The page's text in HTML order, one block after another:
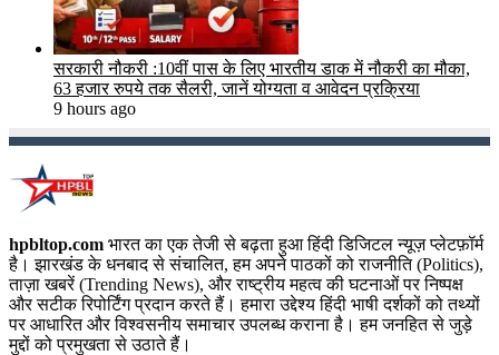
सरकारी नौकरी :10वीं पास के लिए भारतीय डाक में नौकरी का मौका,
63 हजार रुपये तक सैलरी, जानें योग्यता व आवेदन प्रक्रिया
9 hours ago
hpbltop.com भारत का एक तेजी से बढ़ता हुआ हिंदी डिजिटल न्यूज़ प्लेटफ़ॉर्म
है। झारखंड के धनबाद से संचालित, हम अपने पाठकों को राजनीति (Politics),
ताज़ा खबरें (Trending News), और राष्ट्रीय महत्व की घटनाओं पर निष्पक्ष
और सटीक रिपोर्टिंग प्रदान करते हैं। हमारा उद्देश्य हिंदी भाषी दर्शकों को तथ्यों
पर आधारित और विश्वसनीय समाचार उपलब्ध कराना है। हम जनहित से जुड़े
मुद्दों को प्रमुखता से उठाते हैं।